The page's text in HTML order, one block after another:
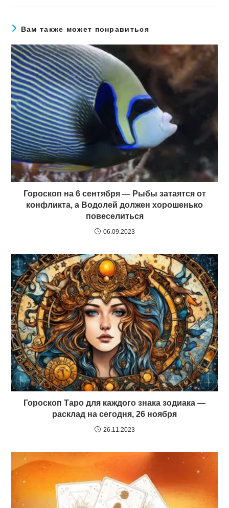
Вам также может понравиться
Гороскоп на 6 сентября — Рыбы затаятся от
конфликта, а Водолей должен хорошенько
повеселиться
06.09.2023
Гороскоп Таро для каждого знака зодиака —
расклад на сегодня, 26 ноября
26.11.2023